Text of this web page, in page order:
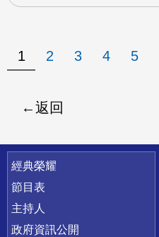
1 2 3 4 5
返回
快速連結
經典榮耀
節目表
主持人
政府資訊公開